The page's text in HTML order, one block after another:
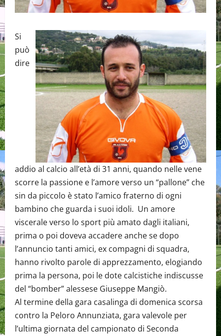
Si
può
dire
addio al calcio all’età di 31 anni, quando nelle vene
scorre la passione e l’amore verso un “pallone” che
sin da piccolo è stato l’amico fraterno di ogni
bambino che guarda i suoi idoli. Un amore
viscerale verso lo sport più amato dagli italiani,
prima o poi doveva accadere anche se dopo
l’annuncio tanti amici, ex compagni di squadra,
hanno rivolto parole di apprezzamento, elogiando
prima la persona, poi le dote calcistiche indiscusse
del “bomber” alessese Giuseppe Mangiò.
Al termine della gara casalinga di domenica scorsa
contro la Peloro Annunziata, gara valevole per
l’ultima giornata del campionato di Seconda